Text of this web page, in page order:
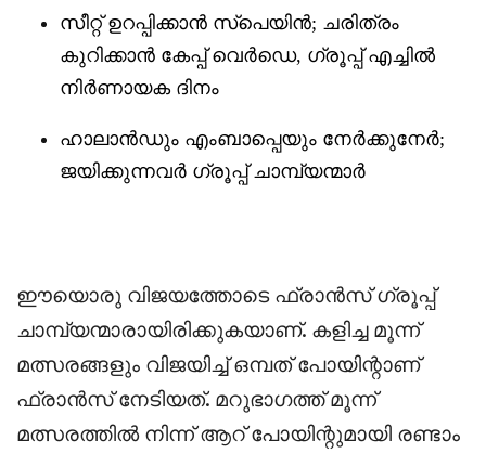
സീറ്റ്‌ ഉറപ്പിക്കാൻ സ്പെയിൻ; ചരിത്രം
കുറിക്കാൻ കേപ്പ് വെർഡെ, ഗ്രൂപ്പ്‌ എച്ചിൽ
നിർണായക ദിനം
ഹാലാൻഡും എംബാപ്പെയും നേർക്കുനേർ;
ജയിക്കുന്നവർ ഗ്രൂപ്പ്‌ ചാമ്പ്യന്മാർ
‎ഈയൊരു വിജയത്തോടെ ഫ്രാൻസ് ഗ്രൂപ്പ്‌
ചാമ്പ്യന്മാരായിരിക്കുകയാണ്. കളിച്ച മൂന്ന്
മത്സരങ്ങളും വിജയിച്ച് ഒമ്പത് പോയിന്റാണ്
ഫ്രാൻസ് നേടിയത്. മറുഭാഗത്ത് മൂന്ന്
മത്സരത്തിൽ നിന്ന് ആറ് പോയിന്റുമായി രണ്ടാം